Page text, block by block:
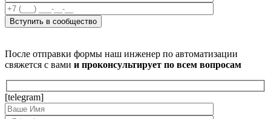
После отправки формы наш инженер по автоматизации
свяжется с вами и проконсультирует по всем вопросам
[telegram]